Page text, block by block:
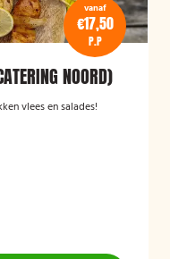
vanaf
€17,50
P.P
NOORD)
vlees en salades!